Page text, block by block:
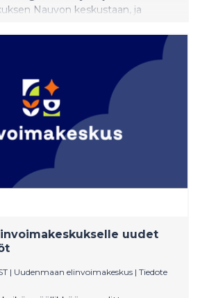
Nauvon keskustaan, ja
taas kehitetään
uudet
| Uudenmaan elinvoimakeskus | Tiedote